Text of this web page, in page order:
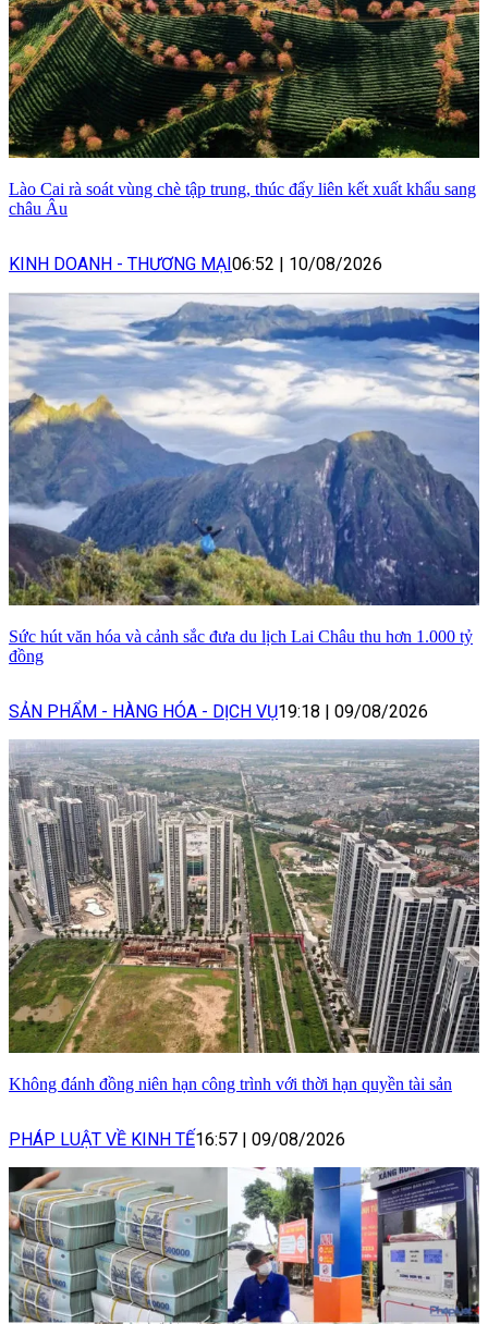
Lào Cai rà soát vùng chè tập trung, thúc đẩy liên kết xuất khẩu sang
châu Âu
KINH DOANH - THƯƠNG MẠI 06:52 10/08/2026
Sức hút văn hóa và cảnh sắc đưa du lịch Lai Châu thu hơn 1.000 tỷ
đồng
SẢN PHẨM - HÀNG HÓA - DỊCH VỤ19:18 09/08/2026
Không đánh đồng niên hạn công trình với thời hạn quyền tài sản
PHÁP LUẬT VỀ KINH TẾ16:57 09/08/2026